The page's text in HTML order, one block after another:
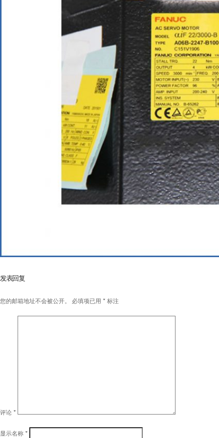
发表回复
您的邮箱地址不会被公开。 必填项已用 * 标注
评论 *
显示名称 *